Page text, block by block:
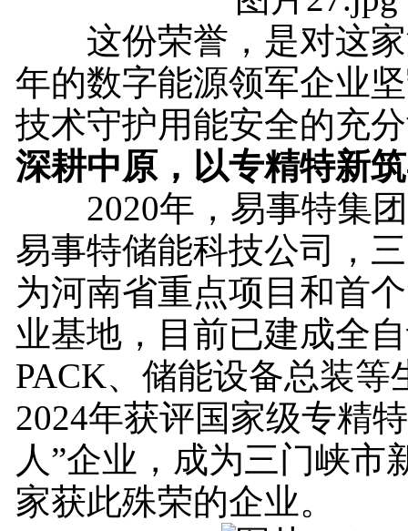
这份荣誉，是对这家
年的数字能源领军企业
技术守护用能安全的充
深耕中原，以专精特新
2020年，易事特集团
易事特储能科技公司，
为河南省重点项目和首
业基地，目前已建成全
PACK、储能设备总装等
2024年获评国家级专精
人”企业，成为三门峡市
家获此殊荣的企业。